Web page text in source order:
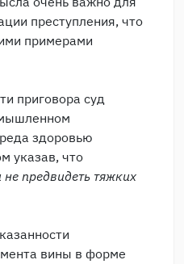
преступления, что
примерами
приговора суд
здоровью
указав, что
не предвидеть тяжких
вины в форме